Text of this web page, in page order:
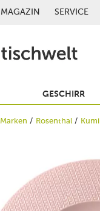
MAGAZIN SERVICE
GESCHIRR
Marken Rosenthal Kumi